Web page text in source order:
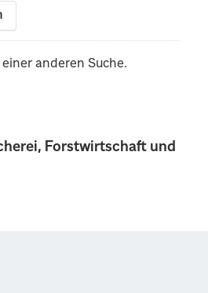
Forstwirtschaft und
anderen Suche.